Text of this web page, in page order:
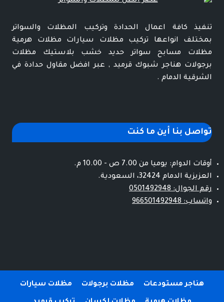
تنفيذ كافة اعمال الحدادة وتركيب المظلات والسواتر
بمختلف انواعها تركيب مظلات سيارات مظلات هرمية
مظلات مسابح سواتر حديد خشب بلاستيك مظلات
برجولات هناجر شبوك قرميد , عبر افضل مقاول حدادة في
الشرقية الدمام .
تواصل بنا أين ما كنت
أوقات الدوام: يوميا من 7.00 ص - 10.00 م.
العزيزية الدمام 32424، السعودية.
رقم الجوال: 0501492948
واتساب: 966501492948
هناجر مستودعات مظلات برجولات مظلات سيارات